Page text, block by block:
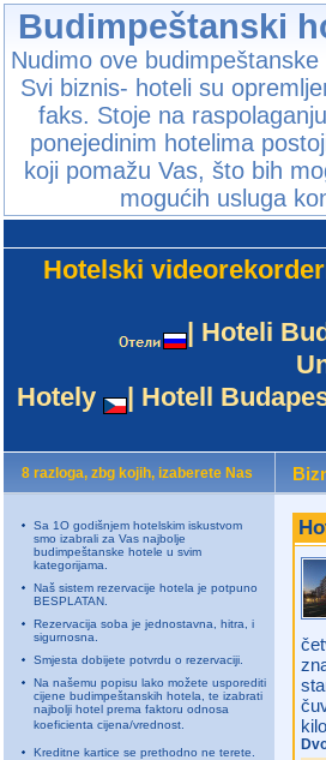
Budimpeštanski
Nudimo ove
Svi biznis- hoteli su
faks. Stoje na
ponejedinim hotelima
koji pomažu Vas, što bih
mogućih usluga
Hotelski
| Hoteli
Hotely
| Hotell
8 razloga, zbg kojih, izaberete Nas
Sa 1O godišnjem hotelskim iskustvom
smo izabrali za Vas najbolje
budimpeštanske hotele u svim
kategorijama.
Naš sistem rezervacije hotela je potpuno
BESPLATAN.
Rezervacija soba je jednostavna, hitra, i
sigurnosna.
Smjesta dobijete potvrdu o rezervaciji.
Na našemu popisu lako možete usporediti
cijene budimpeštanskih hotela, te izabrati
najbolji hotel prema faktoru odnosa
koeficienta cijena/vrednost.
Kreditne kartice se prethodno ne terete.